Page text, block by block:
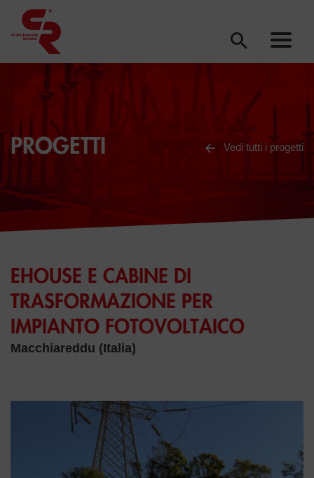
PROGETTI Vedi tutti i progetti
EHOUSE E CABINE DI
TRASFORMAZIONE PER
IMPIANTO FOTOVOLTAICO
Macchiareddu (Italia)